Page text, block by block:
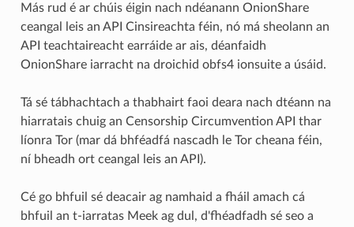
Más rud é ar chúis éigin nach ndéanann OnionShare
ceangal leis an API Cinsireachta féin, nó má sheolann an
API teachtaireacht earráide ar ais, déanfaidh
OnionShare iarracht na droichid obfs4 ionsuite a úsáid.
Tá sé tábhachtach a thabhairt faoi deara nach dtéann na
hiarratais chuig an Censorship Circumvention API thar
líonra Tor (mar dá bhféadfá nascadh le Tor cheana féin,
ní bheadh ort ceangal leis an API).
Cé go bhfuil sé deacair ag namhaid a fháil amach cá
bhfuil an t-iarratas Meek ag dul, d'fhéadfadh sé seo a